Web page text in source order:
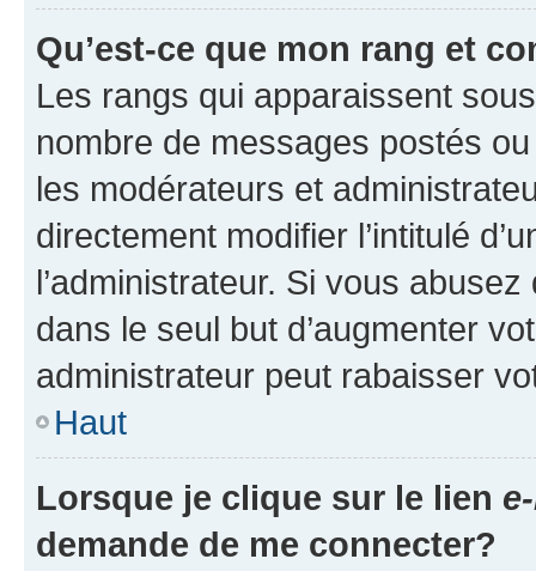
Qu’est-ce que mon rang et
Les rangs qui apparaissent
nombre de messages postés
les modérateurs et
directement modifier l’intitulé
l’administrateur. Si vous
dans le seul but d’augmenter
administrateur peut rabaisser
Haut
Lorsque je clique sur le lien
demande de me connecter?